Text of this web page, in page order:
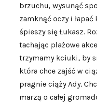
brzuchu, wysunąć
zamknąć oczy i
śpieszy się Łukasz.
tachając plażowe
trzymamy kciuki, by
która chce zajść w
pragnie ciąży Ady.
marzą o całej